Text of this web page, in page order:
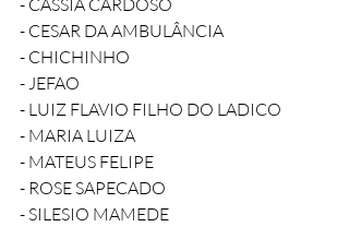
- CASSIA CARDOSO
- CESAR DA AMBULÂNCIA
- CHICHINHO
- JEFAO
- LUIZ FLAVIO FILHO DO LADICO
- MARIA LUIZA
- MATEUS FELIPE
- ROSE SAPECADO
- SILESIO MAMEDE